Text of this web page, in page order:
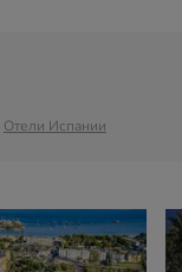
Отели Испании